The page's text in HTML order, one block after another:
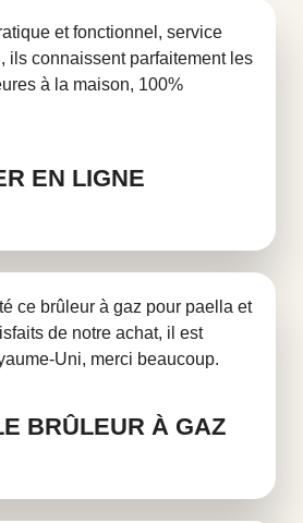
et fonctionnel, service
ils connaissent parfaitement les
à la maison, 100%
EN LIGNE
ce brûleur à gaz pour paella et
de notre achat, il est
Uni, merci beaucoup.
BRÛLEUR À GAZ